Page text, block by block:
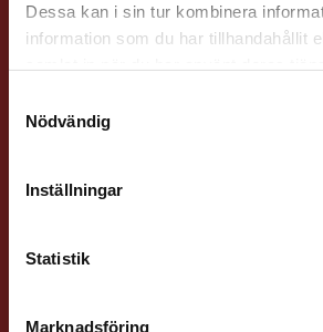
Dessa kan i sin tur kombinera
information som du har tillhandahållit
Nödvändig
Inställningar
Statistik
Marknadsföring
Det verkar som att du besöker
studentlitteratur.se via en enhet
Vi erbjuder inte leveranser
att kunna slutföra ett köp måste
Läromedelsutvecklare
lättläst
Svenska/Sva Gy